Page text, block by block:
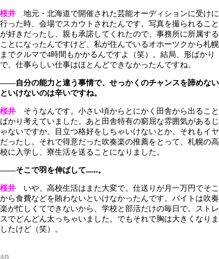
桜井 地元・北海道で開催された芸能オーディションに受けに
行った時、会場でスカウトされたんです。写真を撮られること
が好きだったし、親も承諾してくれたので、事務所に所属する
ことになったんですけど、私が住んでいるオホーツクから札幌
までクルマで4時間もかかるんですよ（笑）。結局、形ばかり
で、仕事らしい仕事はほとんどできなかったんですね。
――自分の能力と違う事情で、せっかくのチャンスを諦めない
といけないのは辛いですね。
桜井 そうなんです。小さい頃からとにかく田舎から出ること
ばかり考えていました。あと田舎特有の窮屈な雰囲気があるじ
ゃないですか。目立つ格好をしちゃいけないとか。それもイヤ
だったし。それで得意だった吹奏楽の推薦をとって、札幌の高
校に入学し、寮生活を送ることになりました。
――そこで羽を伸ばして......。
桜井 いや、高校生活はまた大変で。仕送りが月一万円でそこ
から食費などを賄わないといけなかったんです。バイトは吹奏
楽が忙しくてできないから、学校と部活だけの毎日で。ストレ
スでどんどん太っちゃいました。でもそれで胸は大きくなりま
したけど（笑）。